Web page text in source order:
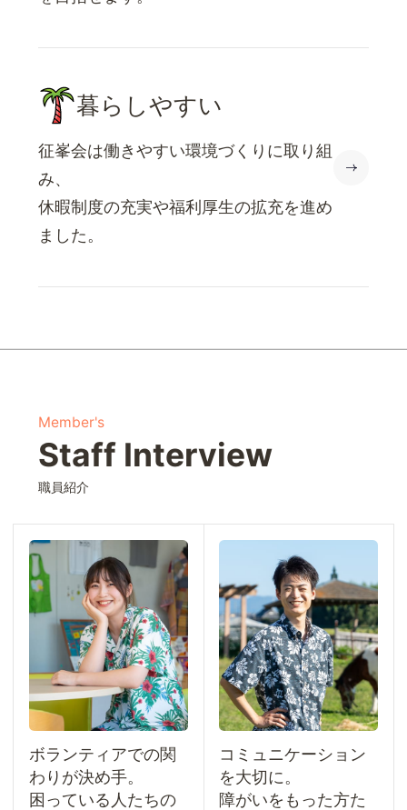
暮らしやすい
征峯会は働きやすい環境づくりに取り組
み、
休暇制度の充実や福利厚生の拡充を進め
ました。
職員紹介
Staff Interview
Member's
ボランティアでの関
わりが決め手。
困っている人たちの
コミュニケーション
を大切に。
障がいをもった方た